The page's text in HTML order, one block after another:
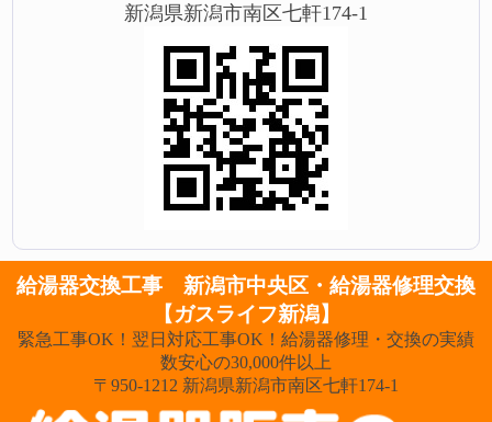
新潟県新潟市南区七軒174-1
給湯器交換工事 新潟市中央区・給湯器修理交換
【ガスライフ新潟】
緊急工事OK！翌日対応工事OK！給湯器修理・交換の実績
数安心の30,000件以上
〒950-1212 新潟県新潟市南区七軒174-1